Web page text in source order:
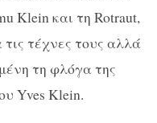
Kleinκαι τη Rotraut,
τέχνες τους αλλά
τη φλόγα της
Yves Klein.